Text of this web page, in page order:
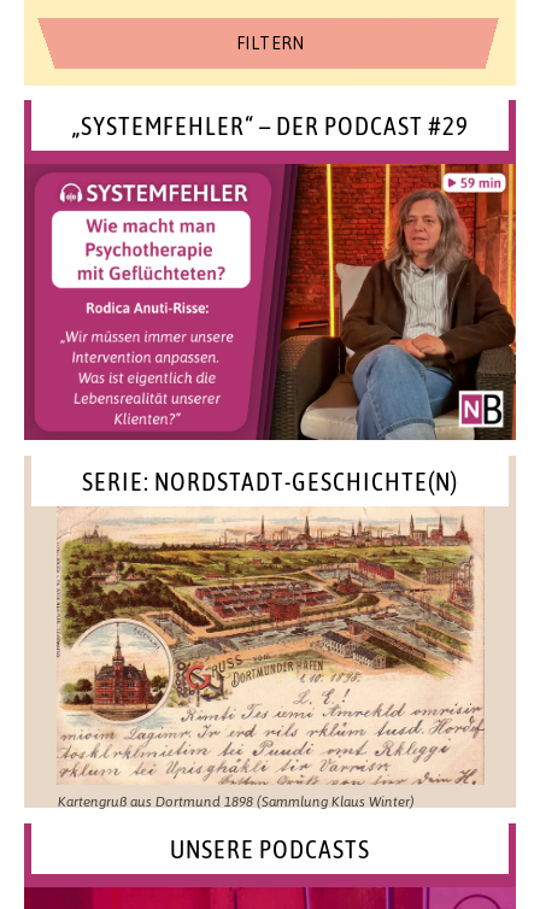
„SYSTEMFEHLER“ – DER PODCAST #29
SERIE: NORDSTADT-GESCHICHTE(N)
Kartengruß aus Dortmund 1898 (Sammlung Klaus Winter)
UNSERE PODCASTS